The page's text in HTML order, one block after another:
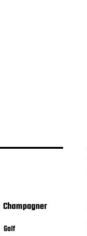
Champagner
Golf